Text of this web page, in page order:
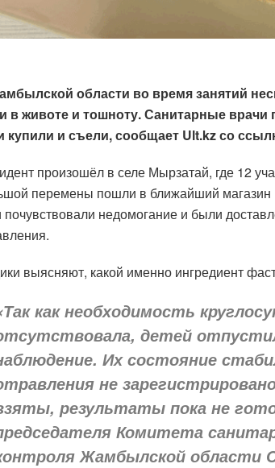
области во время занятий
в животе и тошноту. Санитарные врачи
купили и съели, сообщает Ult.kz со
произошёл в селе Мырзатай, где 12
перемены пошли в ближайший магазин
почувствовали недомогание и были
выясняют, какой именно ингредиент
как необходимость
детей
Их состояние
не
результаты пока не
Комитета
Жамбылской области